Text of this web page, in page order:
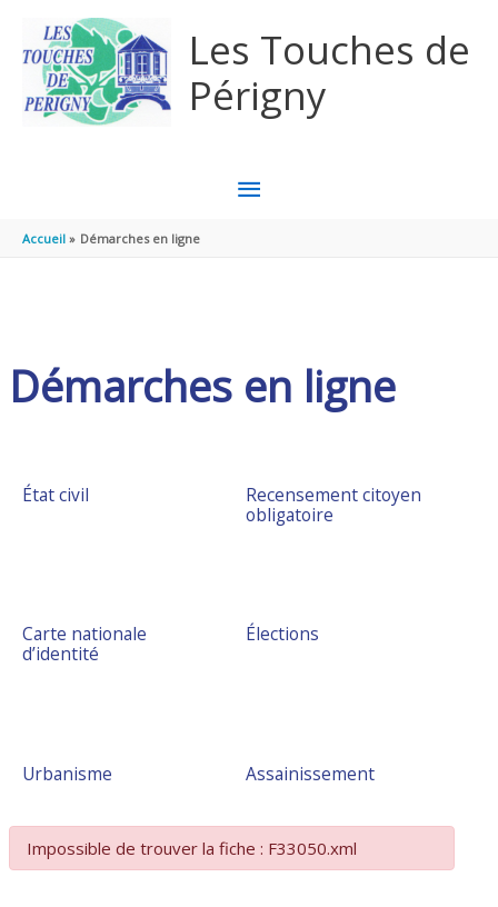
Les Touches de
Périgny
MENU
Accueil Démarches en ligne
Démarches en ligne
État civil
Recensement citoyen
obligatoire
Carte nationale
d’identité
Élections
Urbanisme Assainissement
Impossible de trouver la fiche : F33050.xml